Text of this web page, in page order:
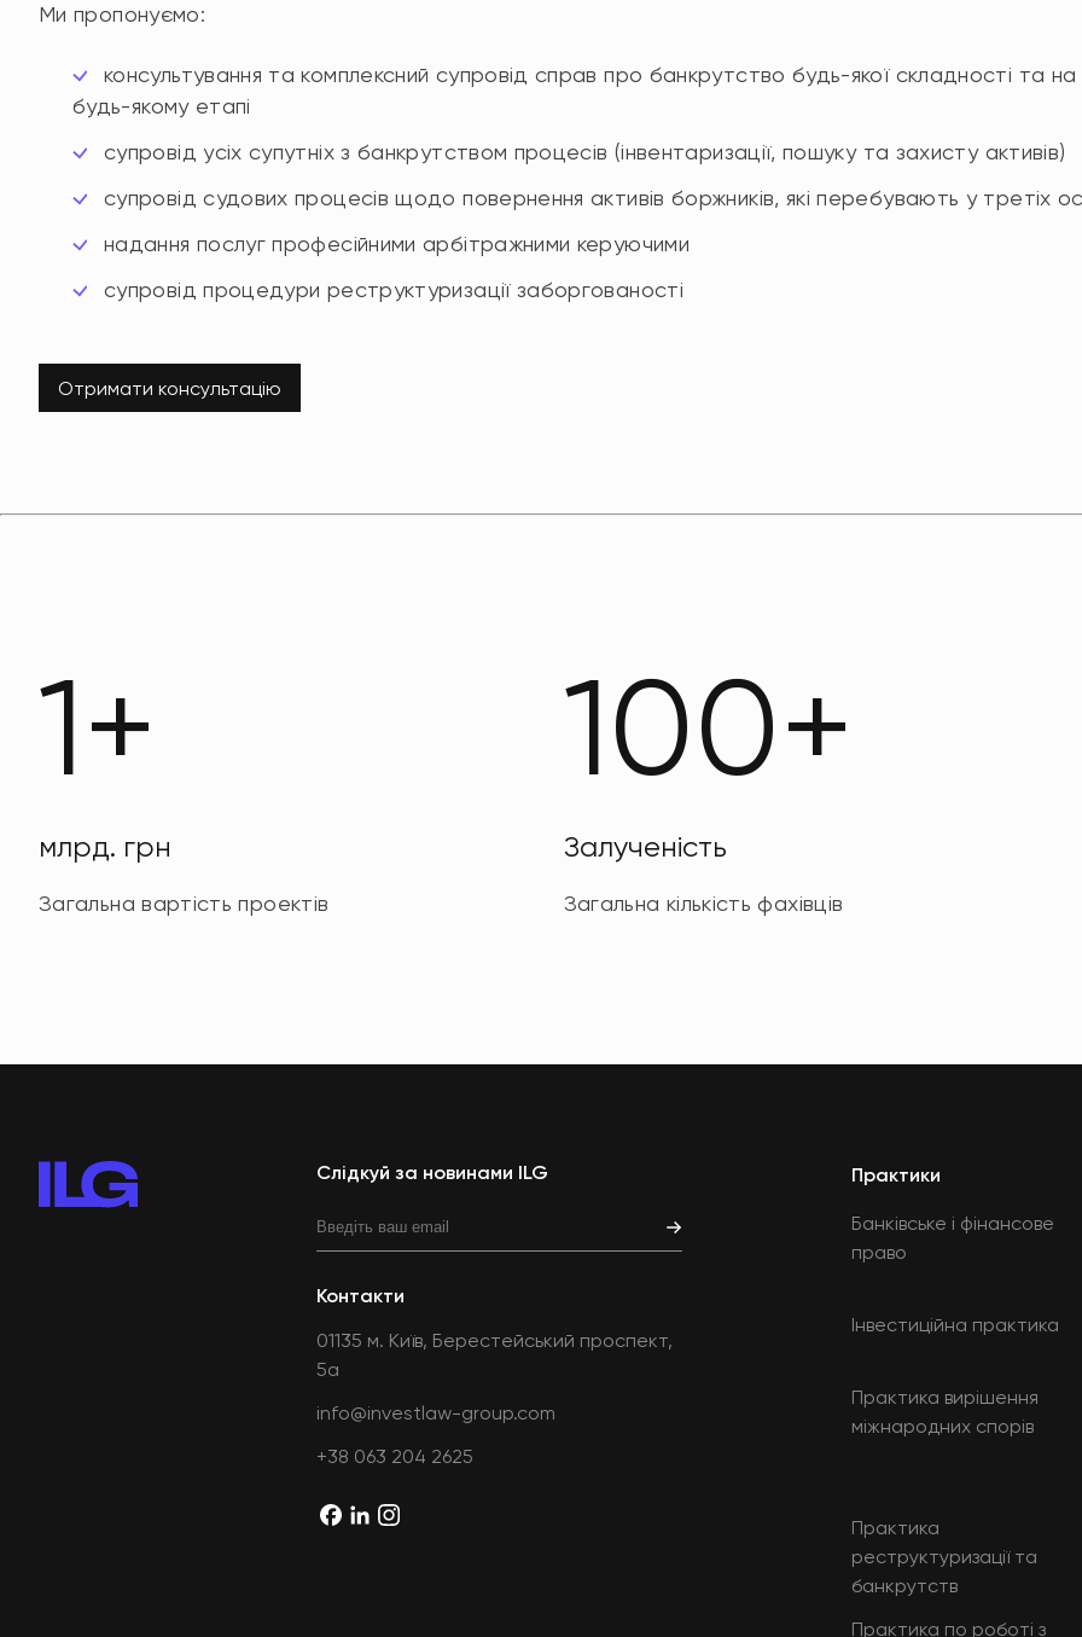
Ми пропонуємо:
консультування та комплексний супровід справ про банкрутство будь-якої складності та на
будь-якому етапі
супровід усіх супутніх з банкрутством процесів (інвентаризації, пошуку та захисту активів)
супровід судових процесів щодо повернення активів боржників, які перебувають у третіх
надання послуг професійними арбітражними керуючими
супровід процедури реструктуризації заборгованості
Отримати консультацію
1+
млрд. грн
Загальна вартість проектів
100+
Залученість
Загальна кількість фахівців
Слідкуй за новинами ILG
Контакти
01135 м. Київ, Берестейський проспект,
5а
info@investlaw-group.com
+38 063 204 2625
Практики
Банківське і фінансове
право
Інвестиційна практика
Практика вирішення
міжнародних спорів
Практика
реструктуризації та
банкрутств
Практика по роботі з